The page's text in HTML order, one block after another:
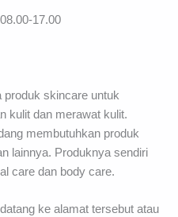
17.00
produk skincare untuk
kulit dan merawat kulit.
membutuhkan produk
lainnya. Produknya sendiri
care dan body care.
ke alamat tersebut atau